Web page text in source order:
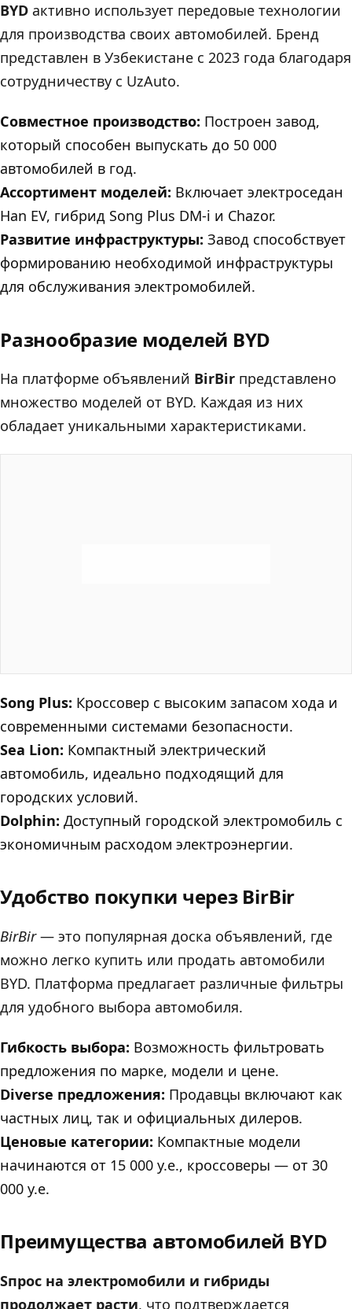
BYD активно использует передовые технологии
для производства своих автомобилей. Бренд
представлен в Узбекистане с 2023 года благодаря
сотрудничеству с UzAuto.
Совместное производство: Построен завод,
который способен выпускать до 50 000
автомобилей в год.
Ассортимент моделей: Включает электроседан
Han EV, гибрид Song Plus DM‐i и Chazor.
Развитие инфраструктуры: Завод способствует
формированию необходимой инфраструктуры
для обслуживания электромобилей.
Разнообразие моделей BYD
На платформе объявлений BirBir представлено
множество моделей от BYD. Каждая из них
обладает уникальными характеристиками.
Song Plus: Кроссовер с высоким запасом хода и
современными системами безопасности.
Sea Lion: Компактный электрический
автомобиль, идеально подходящий для
городских условий.
Dolphin: Доступный городской электромобиль с
экономичным расходом электроэнергии.
Удобство покупки через BirBir
BirBir— это популярная доска объявлений, где
можно легко купить или продать автомобили
BYD. Платформа предлагает различные фильтры
для удобного выбора автомобиля.
Гибкость выбора: Возможность фильтровать
предложения по марке, модели и цене.
Diverse предложения: Продавцы включают как
частных лиц, так и официальных дилеров.
Ценовые категории: Компактные модели
начинаются от 15 000 у.е., кроссоверы — от 30
000 у.е.
Преимущества автомобилей BYD
Sпрос на электромобили и гибриды
продолжает расти, что подтверждается